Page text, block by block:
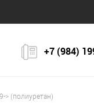
+7 (984)
> (полиуретан)